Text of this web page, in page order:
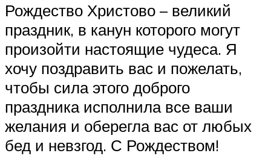
Рождество Христово – великий
праздник, в канун которого могут
произойти настоящие чудеса. Я
хочу поздравить вас и пожелать,
чтобы сила этого доброго
праздника исполнила все ваши
желания и оберегла вас от любых
бед и невзгод. С Рождеством!